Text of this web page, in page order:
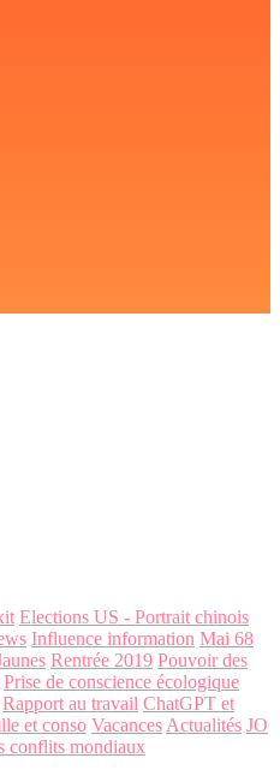
Elections US - Portrait chinois
Influence information Mai 68
Rentrée 2019 Pouvoir des
Prise de conscience écologique
Rapport au travail ChatGPT et
et conso Vacances Actualités JO
conflits mondiaux